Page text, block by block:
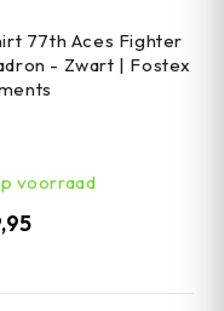
77th Aces Fighter
- Zwart | Fostex
voorraad